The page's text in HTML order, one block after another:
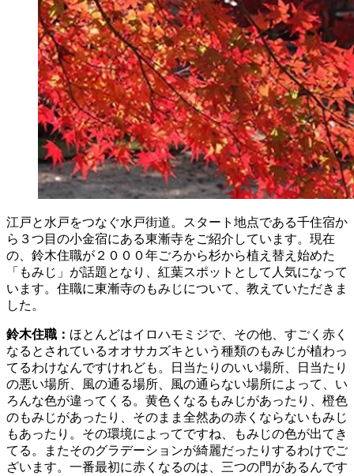
江戸と水戸をつなぐ水戸街道。スタート地点である千住宿か
ら３つ目の小金宿にある東漸寺をご紹介しています。現在
の、鈴木住職が２０００年ごろから杉から植え替え始めた
「もみじ」が話題となり、紅葉スポットとして人気になって
います。住職に東漸寺のもみじについて、教えていただきま
した。
鈴木住職： ほとんどはイロハモミジで、その他、すごく赤く
なるとされているオオサカズキという種類のもみじが植わっ
てるわけなんですけれども。日当たりのいい場所、日当たり
の悪い場所、風の通る場所、風の通らない場所によって、い
ろんな色が違ってくる。黄色くなるもみじがあったり、橙色
のもみじがあったり、そのまま全然あの赤くならないもみじ
もあったり。その環境によってですね、もみじの色が出てき
てる。またそのグラデーションが綺麗だったりするわけでご
ざいます。一番最初に赤くなるのは、三つの門があるんです